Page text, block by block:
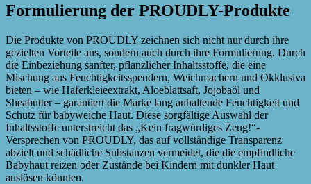
Formulierung der PROUDLY-Produkte
Die Produkte von PROUDLY zeichnen sich nicht nur durch ihre
gezielten Vorteile aus, sondern auch durch ihre Formulierung. Durch
die Einbeziehung sanfter, pflanzlicher Inhaltsstoffe, die eine
Mischung aus Feuchtigkeitsspendern, Weichmachern und Okklusiva
bieten – wie Haferkleieextrakt, Aloeblattsaft, Jojobaöl und
Sheabutter – garantiert die Marke lang anhaltende Feuchtigkeit und
Schutz für babyweiche Haut. Diese sorgfältige Auswahl der
Inhaltsstoffe unterstreicht das „Kein fragwürdiges Zeug!“-
Versprechen von PROUDLY, das auf vollständige Transparenz
abzielt und schädliche Substanzen vermeidet, die die empfindliche
Babyhaut reizen oder Zustände bei Kindern mit dunkler Haut
auslösen könnten.